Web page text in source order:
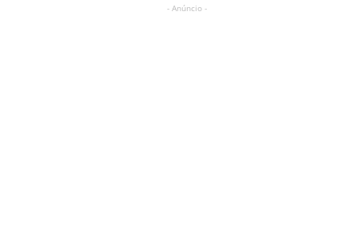
- Anúncio -